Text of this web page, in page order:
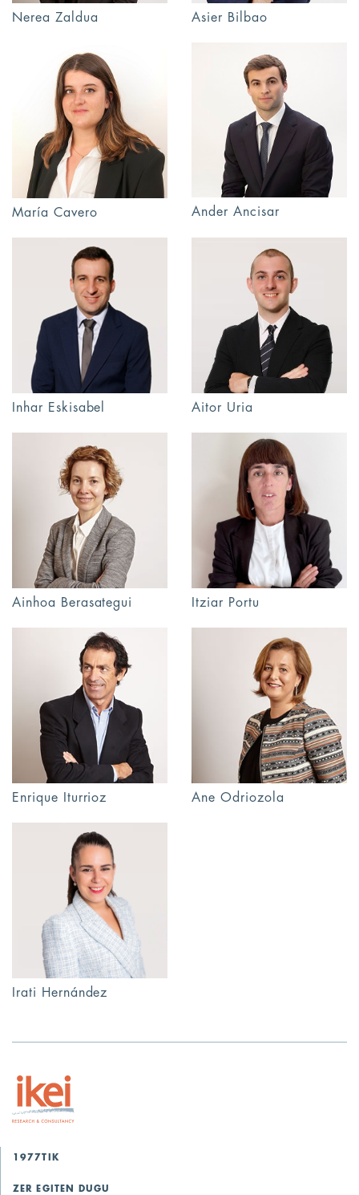
Nerea Zaldua Asier Bilbao
María Cavero Ander Ancisar
Inhar Eskisabel Aitor Uria
Ainhoa Berasategui Itziar Portu
Enrique Iturrioz Ane Odriozola
Irati Hernández
1977TIK
ZER EGITEN DUGU